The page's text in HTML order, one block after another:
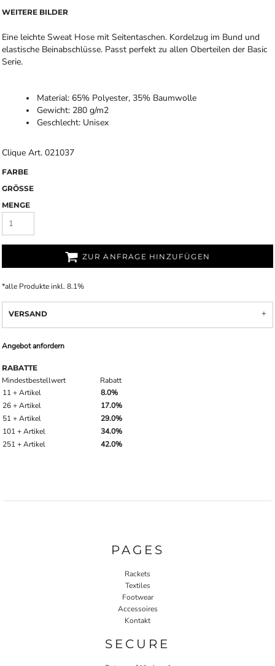
WEITERE BILDER
Eine leichte Sweat Hose mit Seitentaschen. Kordelzug im Bund und
elastische Beinabschlüsse. Passt perfekt zu allen Oberteilen der Basic
Serie.
Material: 65% Polyester, 35% Baumwolle
Gewicht: 280 g/m2
Geschlecht: Unisex
Clique Art. 021037
FARBE
GRÖSSE
MENGE
ZUR ANFRAGE HINZUFÜGEN
*alle Produkte inkl. 8.1%
VERSAND
Angebot anfordern
RABATTE
Mindestbestellwert
Rabatt
11 + Artikel
8.0%
26 + Artikel
17.0%
51 + Artikel
29.0%
101 + Artikel
34.0%
251 + Artikel
42.0%
PAGES
Rackets
Textiles
Footwear
Accessoires
Kontakt
SECURE